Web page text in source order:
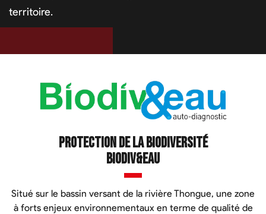
territoire.
Protection de la biodiversité
biodiv&eau
Situé sur le bassin versant de la rivière Thongue, une zone
à forts enjeux environnementaux en terme de qualité de